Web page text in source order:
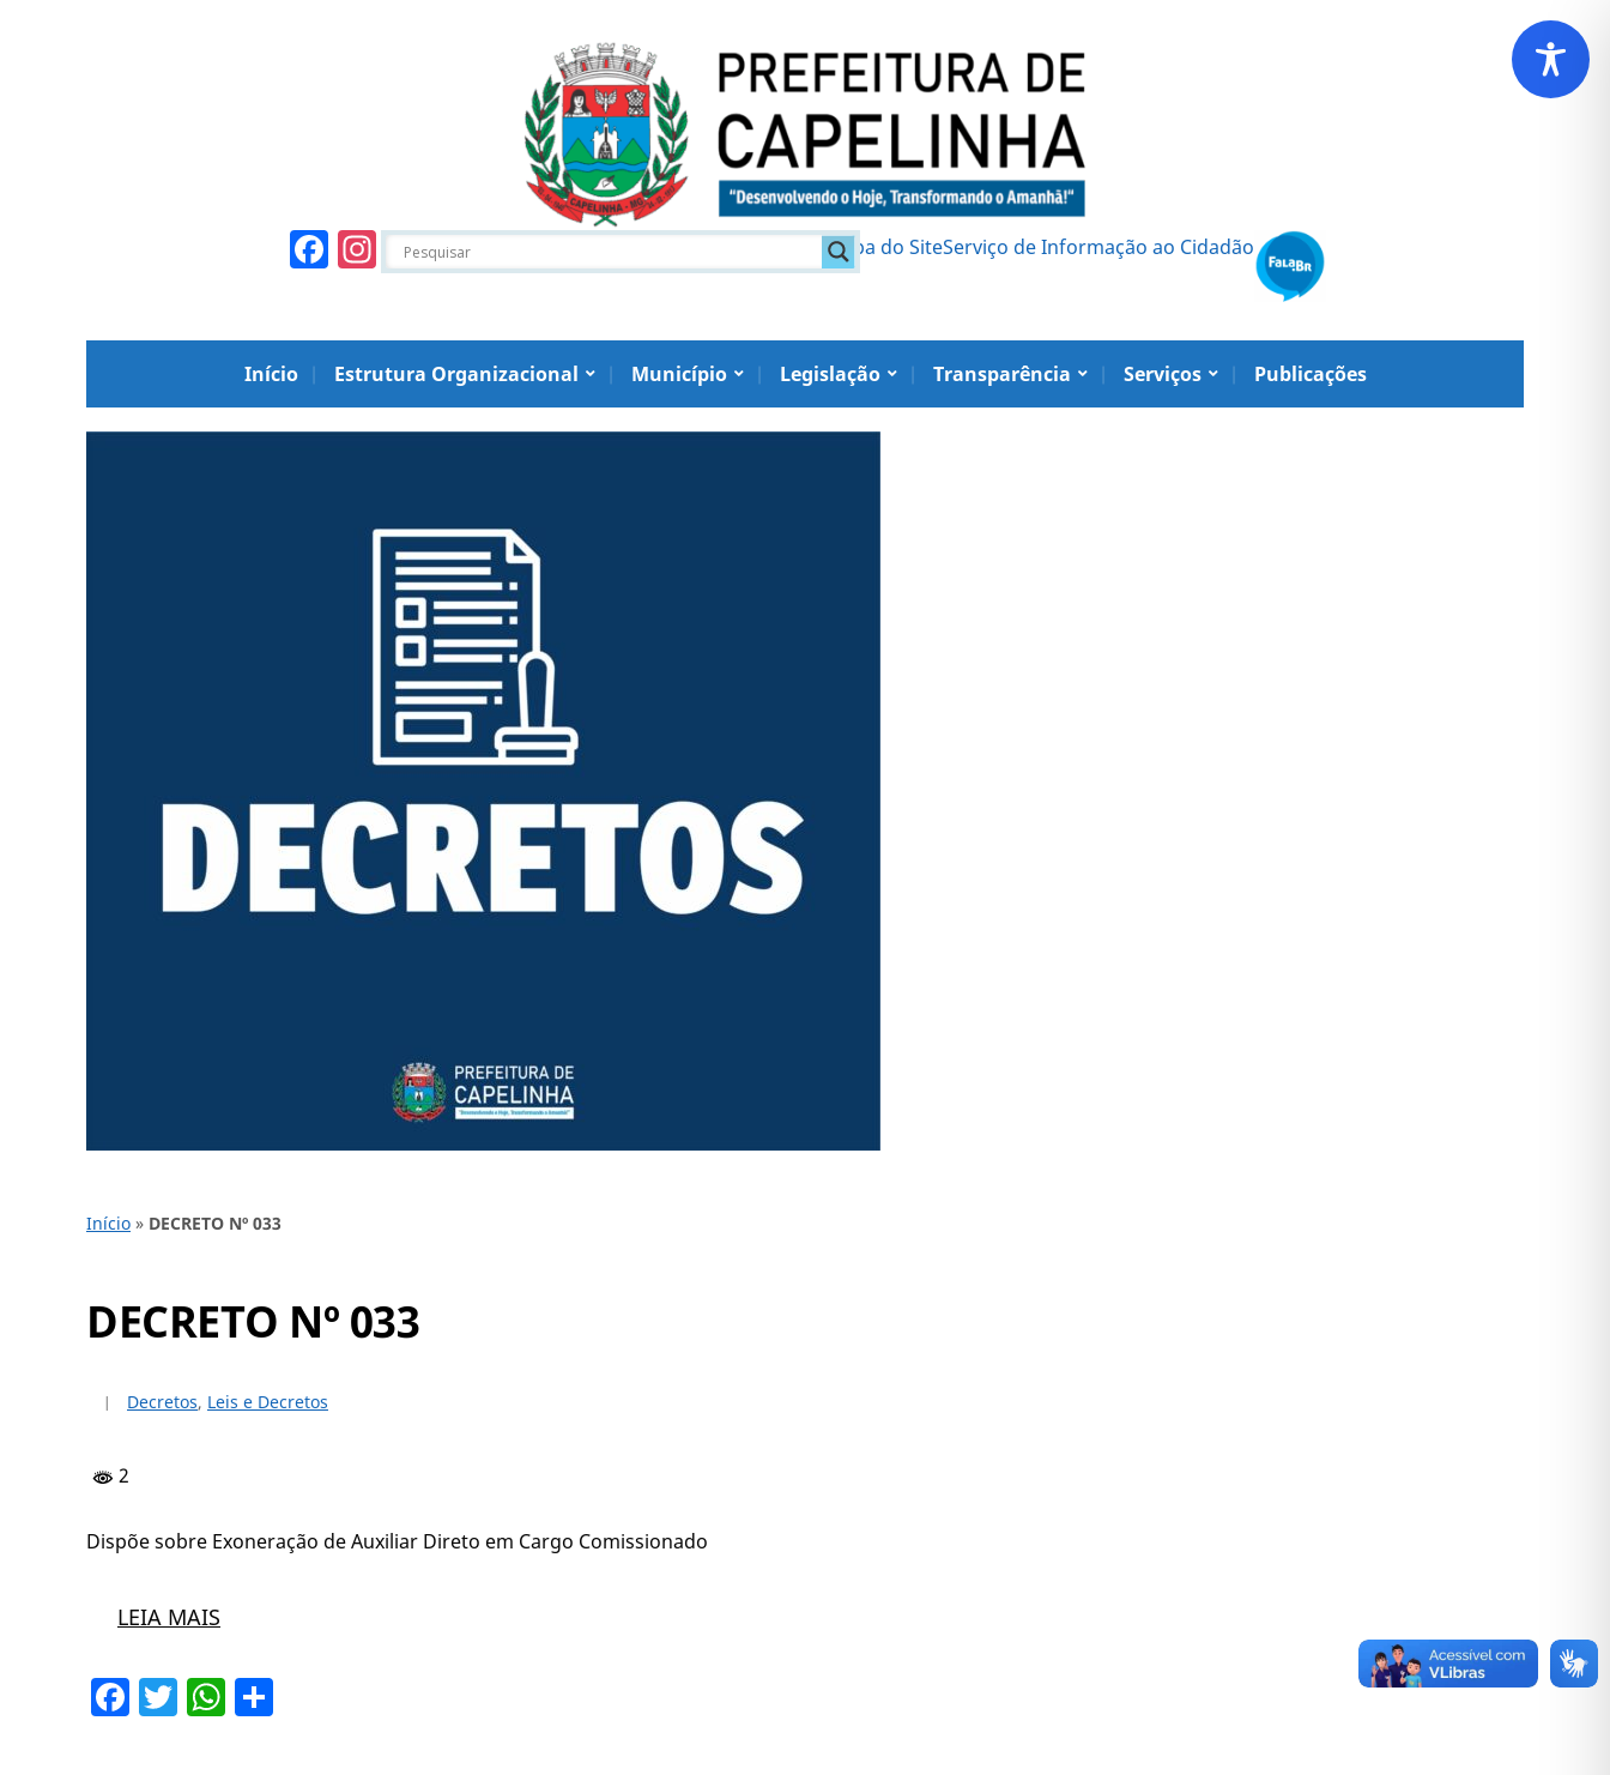
Facebook
Instagram Mapa do SiteServiço de Informação ao Cidadão
Início Estrutura Organizacional Município Legislação Transparência Serviços Publicações
Início » DECRETO Nº 033
DECRETO Nº 033
Decretos, Leis e Decretos
2
Dispõe sobre Exoneração de Auxiliar Direto em Cargo Comissionado
LEIA MAIS
Facebook
TwitterWhatsApp